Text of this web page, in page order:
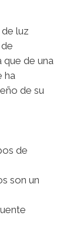
luz
que de una
ha
de su
de
son un